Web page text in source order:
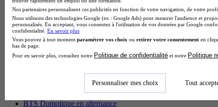
BTS Pi en alternance
BTS Sp3s en alternance
Master CCA en alternance
BTS Ndrc en alternance
BTS Sam en alternance
Cap Fleuriste en alternance
BTS Sio en alternance
Cap Electricien en alternance
BTS Gpn en alternance
BTS Domotique en alternance
Nos partenaires personnalisent ces publicités en fonction de votre navigation, de votre
Nous utilisons des technologies Google (ex : Google Ads) pour mesurer l'audience et
personnalisés. En acceptant, vous consentez à l'utilisation de vos données par Google
confidentialité. En savoir plus
Vous pouvez à tout moment paramétrer vos choix ou retirer votre consentement en
bas de page.
Pour en savoir plus, consultez notre Politique de confidentialité et notre Politique
Personnaliser mes choix Tout